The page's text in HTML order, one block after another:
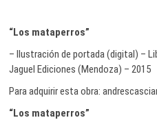
“Los mataperros”
– Ilustración de portada (digital) –
Jaguel Ediciones (Mendoza) – 2015
Para adquirir esta obra:
“Los mataperros”